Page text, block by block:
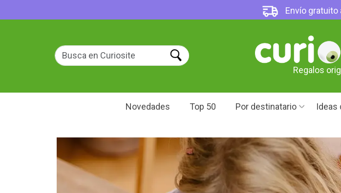
Envío gratuito
Regalos
Novedades Top 50 Por destinatario Ideas